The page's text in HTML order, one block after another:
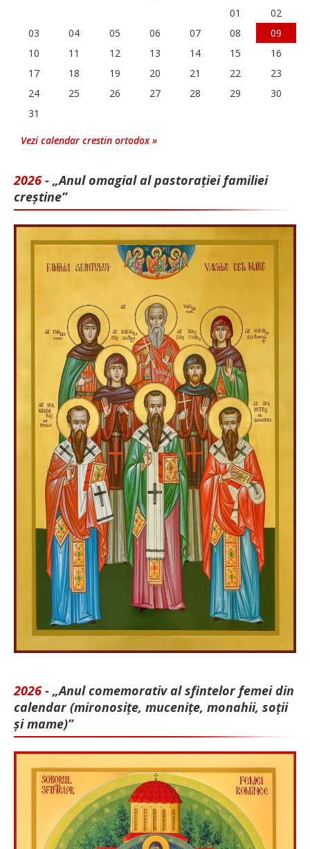
01
02
03
04 05 06 07 08
09
10
11 12 13 14 15
16
17
18 19 20 21 22
23
24
25 26 27 28 29
30
31
Vezi calendar crestin ortodox »
2026 - „Anul omagial al pastorației familiei
creștine”
2026 - „Anul comemorativ al sfintelor femei din
calendar (mironosițe, mu­cenițe, monahii, soții
și mame)”